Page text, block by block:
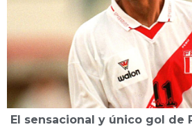
El sensacional y único gol de